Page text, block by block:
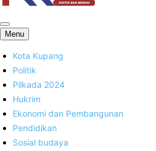
FKK News
Menu
Kota Kupang
Politik
Pilkada 2024
Hukrim
Ekonomi dan Pembangunan
Pendidikan
Sosial budaya